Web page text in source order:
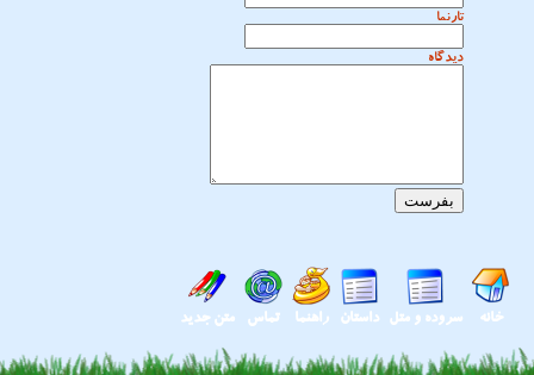
تارنما
دیدگاه
خانه سروده و متل داستان راهنما تماس متن جدید